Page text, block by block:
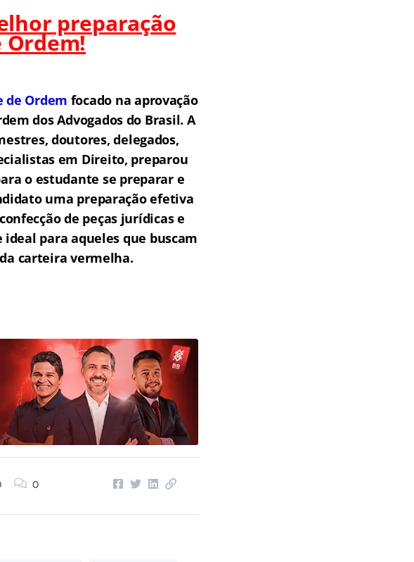
preparação
Ordem!
de Ordem focado na aprovação
dos Advogados do Brasil. A
doutores, delegados,
em Direito, preparou
o estudante se preparar e
uma preparação efetiva
de peças jurídicas e
para aqueles que buscam
carteira vermelha.
0